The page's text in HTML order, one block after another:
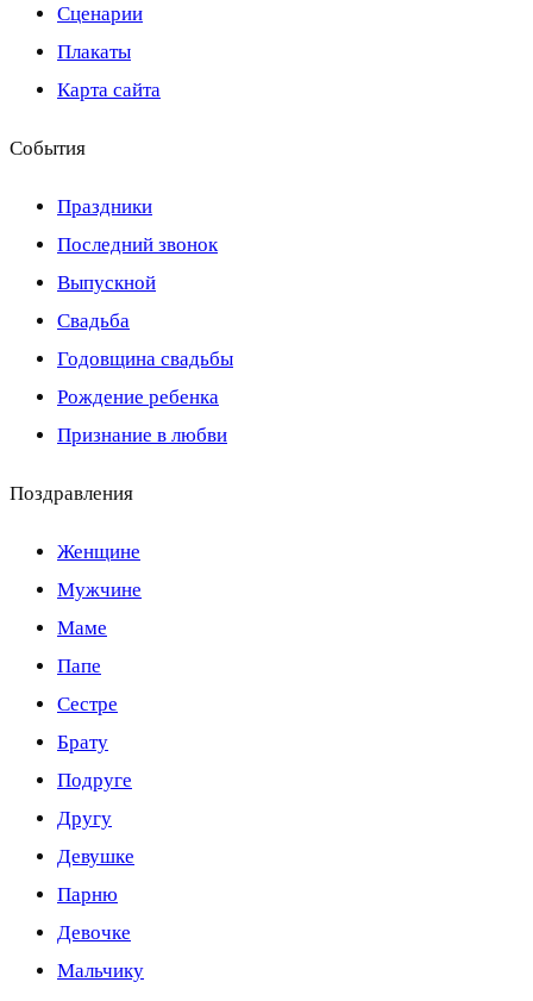
Сценарии
Плакаты
Карта сайта
События
Праздники
Последний звонок
Выпускной
Свадьба
Годовщина свадьбы
Рождение ребенка
Признание в любви
Поздравления
Женщине
Мужчине
Маме
Папе
Сестре
Брату
Подруге
Другу
Девушке
Парню
Девочке
Мальчику